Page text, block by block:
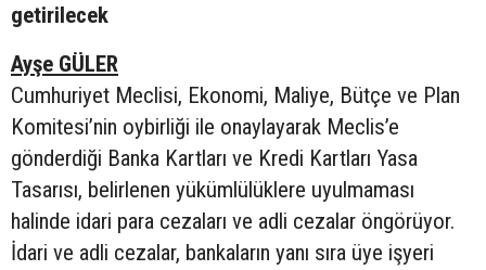
getirilecek
Ayşe GÜLER
Cumhuriyet Meclisi, Ekonomi, Maliye, Bütçe ve Plan
Komitesi’nin oybirliği ile onaylayarak Meclis’e
gönderdiği Banka Kartları ve Kredi Kartları Yasa
Tasarısı, belirlenen yükümlülüklere uyulmaması
halinde idari para cezaları ve adli cezalar öngörüyor.
İdari ve adli cezalar, bankaların yanı sıra üye işyeri